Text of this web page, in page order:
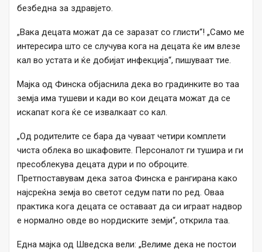
безбедна за здравјето.
„Вака децата можат да се заразат со глисти“! „Само ме
интересира што се случува кога на децата ќе им влезе
кал во устата и ќе добијат инфекција“, пишуваат тие.
Мајка од Финска објаснила дека во градинките во таа
земја има тушеви и кади во кои децата можат да се
искапат кога ќе се извалкаат со кал.
„Од родителите се бара да чуваат четири комплети
чиста облека во шкафовите. Персоналот ги тушира ​​и ги
пресоблекува децата дури и по оброците.
Претпоставувам дека затоа Финска е рангирана како
најсреќна земја во светот седум пати по ред. Оваа
практика кога децата се оставаат да си играат надвор
е нормално овде во нордиските земји“, открила таа.
Една мајка од Шведска вели: „Велиме дека не постои